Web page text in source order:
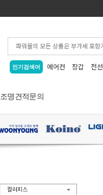
인기검색어 에어컨 장갑 전선
조명견적문의
컬러피스